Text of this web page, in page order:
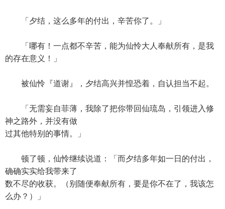
「夕结，这么多年的付出，辛苦你了。」
「哪有！一点都不辛苦，能为仙怜大人奉献所有，是我
的存在意义！」
被仙怜『道谢』，夕结高兴并惶恐着，自认担当不起。
「无需妄自菲薄，我除了把你带回仙琉岛，引领进入修
神之路外，并没有做
过其他特别的事情。」
顿了顿，仙怜继续说道：「而夕结多年如一日的付出，
确确实实给我带来了
数不尽的收获。（别随便奉献所有，要是你不在了，我该怎
么办？）」